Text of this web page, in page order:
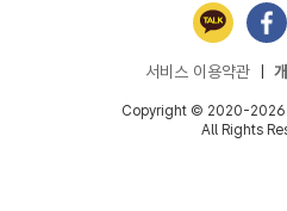
서비스 이용약관
Copyright © 2020-2026
All Rights